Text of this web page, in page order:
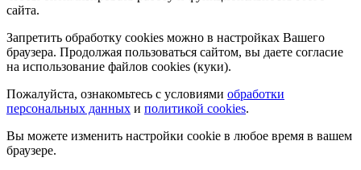
сайта.
Запретить обработку cookies можно в настройках Вашего
браузера. Продолжая пользоваться сайтом, вы даете согласие
на использование файлов cookies (куки).
Пожалуйста, ознакомьтесь с условиями обработки
персональных данных и политикой cookies.
Вы можете изменить настройки cookie в любое время в вашем
браузере.